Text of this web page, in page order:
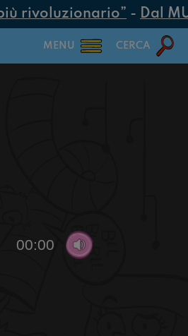
rivoluzionario”- Dal
MENU CERCA
00:00